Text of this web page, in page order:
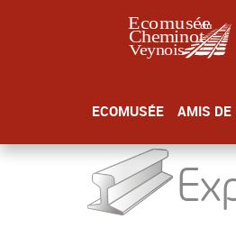
ECOMUSÉE AMIS DE